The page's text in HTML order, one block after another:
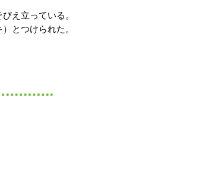
え立っている。
とつけられた。